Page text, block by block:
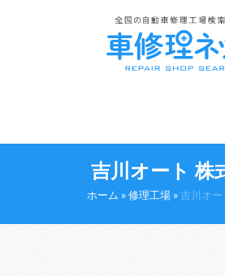
吉川オート 株
ホーム » 修理工場» 吉川オー